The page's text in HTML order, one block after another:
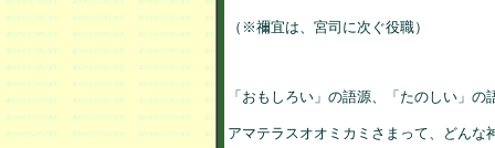
（※禰宜は、宮司に次ぐ役職）
「おもしろい」の語源、「たのしい」
アマテラスオオミカミさまって、どんな